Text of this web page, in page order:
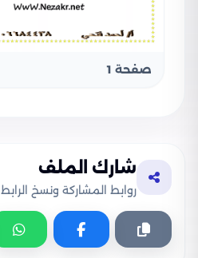
صفحة 1
شارك الملف
روابط المشاركة ونسخ الرابط